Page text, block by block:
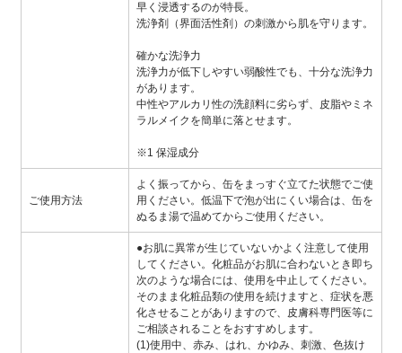
早く浸透するのが特長。
洗浄剤（界面活性剤）の刺激から肌を守ります。
確かな洗浄力
洗浄力が低下しやすい弱酸性でも、十分な洗浄力
があります。
中性やアルカリ性の洗顔料に劣らず、皮脂やミネ
ラルメイクを簡単に落とせます。
※1 保湿成分
ご使用方法
よく振ってから、缶をまっすぐ立てた状態でご使
用ください。低温下で泡が出にくい場合は、缶を
ぬるま湯で温めてからご使用ください。
●お肌に異常が生じていないかよく注意して使用
してください。化粧品がお肌に合わないとき即ち
次のような場合には、使用を中止してください。
そのまま化粧品類の使用を続けますと、症状を悪
化させることがありますので、皮膚科専門医等に
ご相談されることをおすすめします。
(1)使用中、赤み、はれ、かゆみ、刺激、色抜け